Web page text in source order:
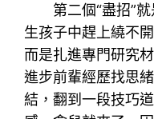
第二個“盡招”
生孩子中趕上繞不
而是扎進專門研究
進步前輩經歷找思
結，翻到一段技巧